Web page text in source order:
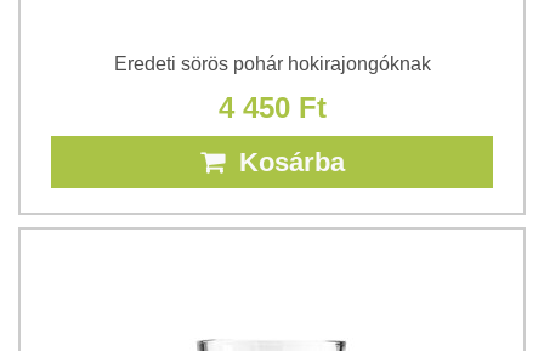
Eredeti sörös pohár hokirajongóknak
4 450 Ft
Kosárba